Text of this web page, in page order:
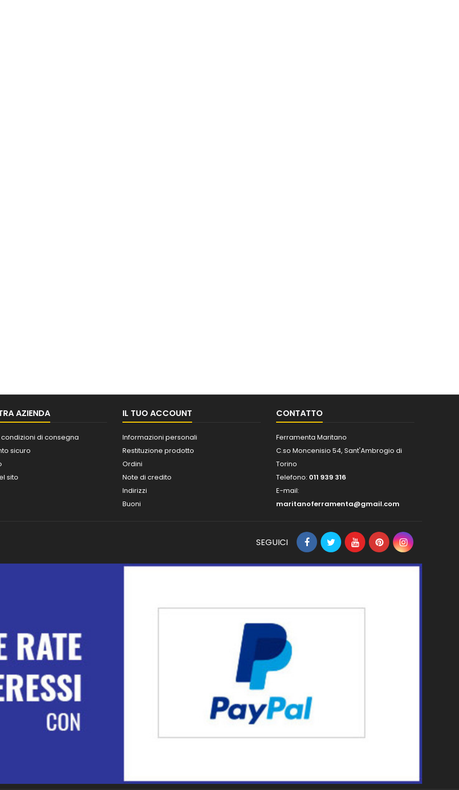
AZIENDA
di consegna
sicuro
sito
IL TUO ACCOUNT
Informazioni personali
Restituzione prodotto
Ordini
Note di credito
Indirizzi
Buoni
CONTATTO
Ferramenta Maritano
C.so Moncenisio 54, Sant'Ambrogio di
Torino
Telefono: 011 939 316
E-mail:
maritanoferramenta@gmail.com
SEGUICI